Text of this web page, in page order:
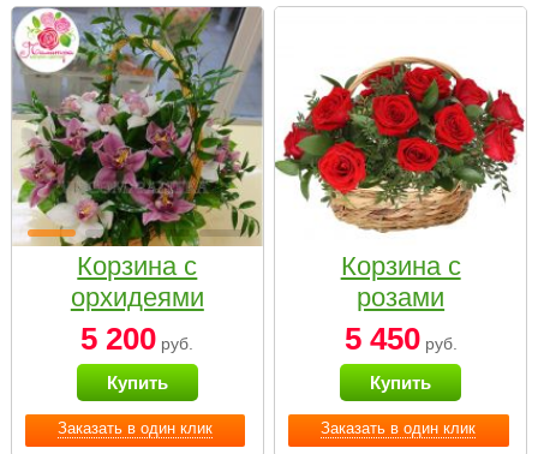
Заказать в один клик
Корзина с
орхидеями
малая
5 200 руб.
Купить
Заказать в один клик
Корзина с
розами
«Красный
Париж»
5 450руб.
Купить